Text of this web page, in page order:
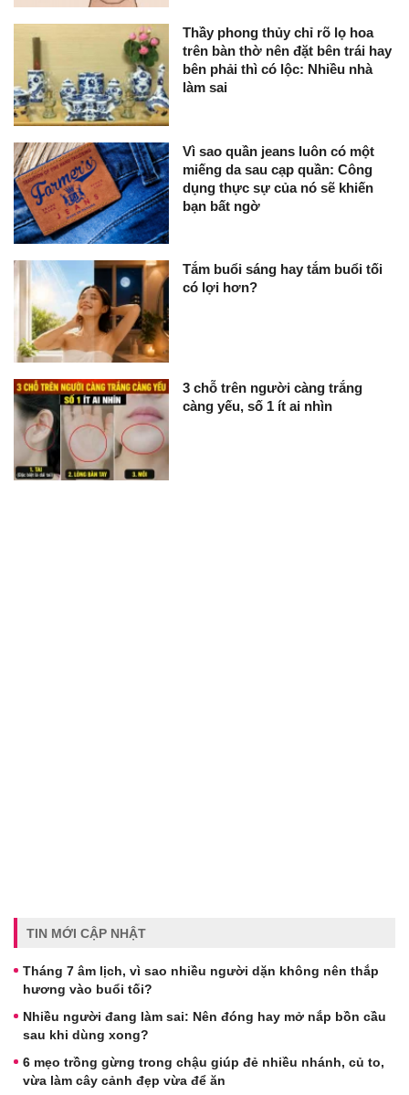
Thầy phong thủy chỉ rõ lọ hoa
trên bàn thờ nên đặt bên trái hay
bên phải thì có lộc: Nhiều nhà
làm sai
Vì sao quần jeans luôn có một
miếng da sau cạp quần: Công
dụng thực sự của nó sẽ khiến
bạn bất ngờ
Tắm buổi sáng hay tắm buổi tối
có lợi hơn?
3 chỗ trên người càng trắng
càng yếu, số 1 ít ai nhìn
TIN MỚI CẬP NHẬT
Tháng 7 âm lịch, vì sao nhiều người dặn không nên thắp
hương vào buổi tối?
Nhiều người đang làm sai: Nên đóng hay mở nắp bồn cầu
sau khi dùng xong?
6 mẹo trồng gừng trong chậu giúp đẻ nhiều nhánh, củ to,
vừa làm cây cảnh đẹp vừa để ăn